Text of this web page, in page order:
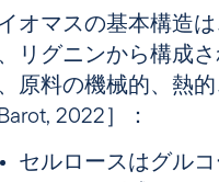
オマスの基本構造
リグニンから構成
原料の機械的、熱
Barot, 2022］：
セルロースはグル